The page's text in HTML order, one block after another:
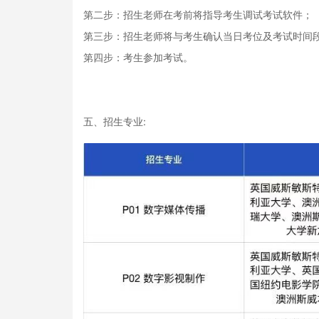
第二步：招生老师在考前将指导考生调试考试软件；
第三步：招生老师将与考生确认当日考位及考试时间
第四步：考生参加考试。
五、招生专业: